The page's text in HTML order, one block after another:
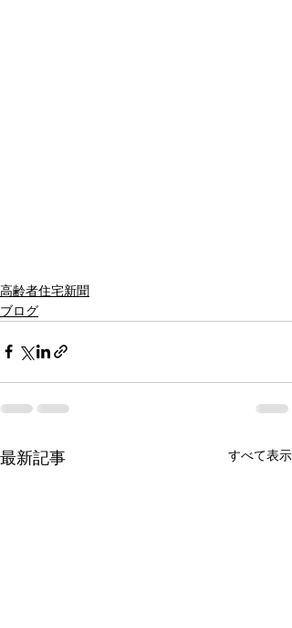
高齢者住宅新聞
ブログ
最新記事 すべて表示